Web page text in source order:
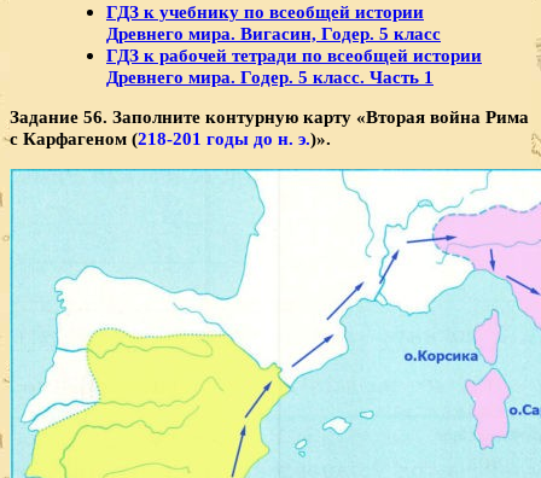
ГДЗ к учебнику по всеобщей истории
Древнего мира. Вигасин, Годер. 5 класс
ГДЗ к рабочей тетради по всеобщей истории
Древнего мира. Годер. 5 класс. Часть 1
Задание 56. Заполните контурную карту «Вторая вой­на Рима
с Карфагеном (218-201 годы до н. э.)».